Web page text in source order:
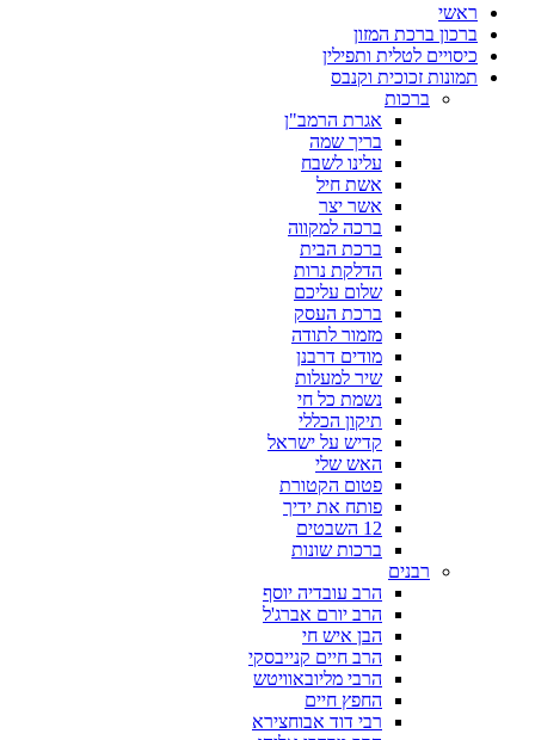
ראשי
ברכון ברכת המזון
כיסויים לטלית ותפילין
תמונות זכוכית וקנבס
ברכות
אגרת הרמב"ן
בריך שמה
עלינו לשבח
אשת חיל
אשר יצר
ברכה למקווה
ברכת הבית
הדלקת נרות
שלום עליכם
ברכת העסק
מזמור לתודה
מודים דרבנן
שיר למעלות
נשמת כל חי
תיקון הכללי
קדיש על ישראל
האש שלי
פטום הקטורת
פותח את ידיך
12 השבטים
ברכות שונות
רבנים
הרב עובדיה יוסף
הרב יורם אברג'ל
הבן איש חי
הרב חיים קנייבסקי
הרבי מליובאוויטש
החפץ חיים
רבי דוד אבוחצירא